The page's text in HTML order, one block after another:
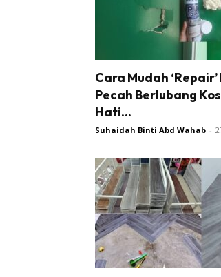
Cara Mudah
Pecah Berlubang
Hati...
Suhaidah Binti Abd Wahab -